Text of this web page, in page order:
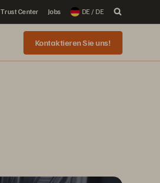
Trust Center Jobs DE / DE
Kontaktieren Sie uns!